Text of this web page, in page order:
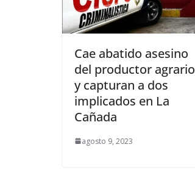
Cae abatido asesino
del productor agrario
y capturan a dos
implicados en La
Cañada
agosto 9, 2023